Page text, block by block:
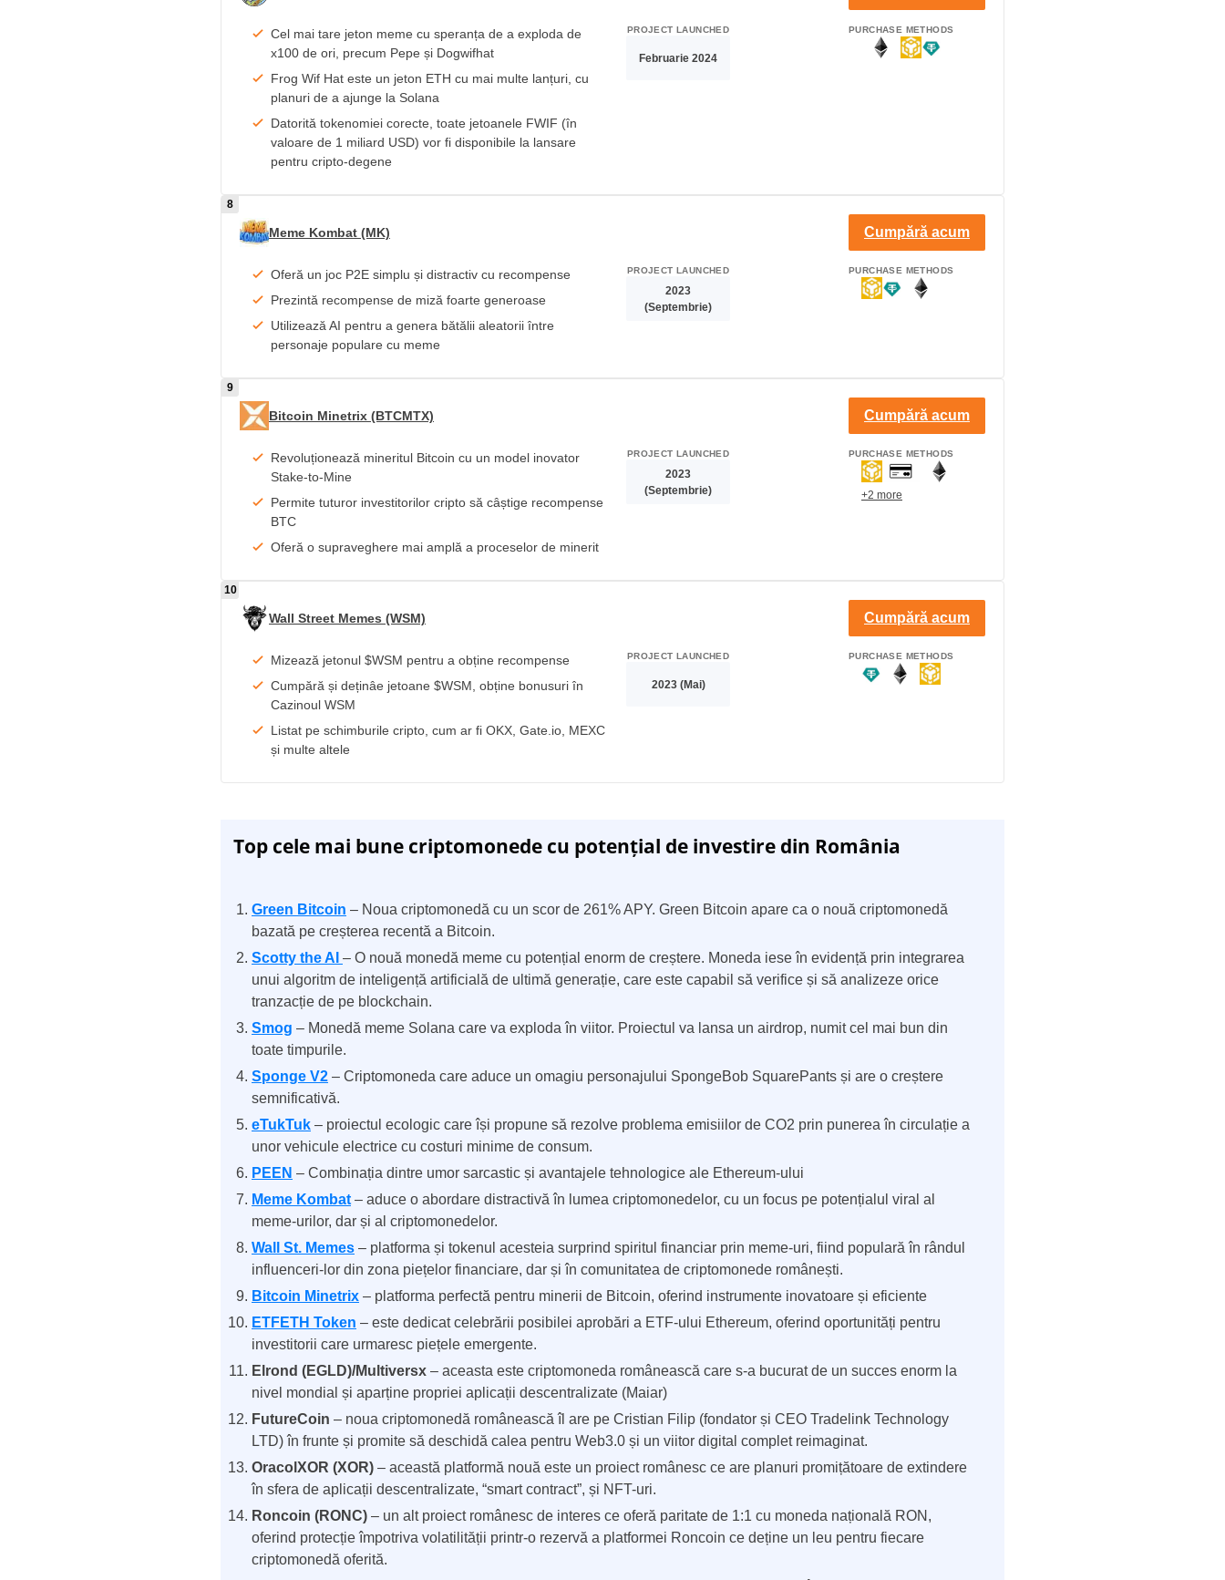
UAE Arabic
Germany
Spain
France
Italy
Sweden
Slovakia
Turkey
Cel mai tare jeton meme cu speranța de a exploda de
x100 de ori, precum Pepe și Dogwifhat
Frog Wif Hat este un jeton ETH cu mai multe lanțuri, cu
planuri de a ajunge la Solana
Datorită tokenomiei corecte, toate jetoanele FWIF (în
valoare de 1 miliard USD) vor fi disponibile la lansare
pentru cripto-degene
PROJECT LAUNCHED
Februarie 2024
PURCHASE METHODS
Meme Kombat (MK)
Oferă un joc P2E simplu și distractiv cu recompense
Prezintă recompense de miză foarte generoase
Utilizează AI pentru a genera bătălii aleatorii între
personaje populare cu meme
PROJECT LAUNCHED
2023
(Septembrie)
PURCHASE METHODS
Cumpără acum
Bitcoin Minetrix (BTCMTX)
Revoluționează mineritul Bitcoin cu un model inovator
Stake-to-Mine
Permite tuturor investitorilor cripto să câștige recompense
BTC
Oferă o supraveghere mai amplă a proceselor de minerit
PROJECT LAUNCHED
2023
(Septembrie)
PURCHASE METHODS
+2 more
Cumpără acum
Wall Street Memes (WSM)
Mizează jetonul $WSM pentru a obține recompense
Cumpără și deținâe jetoane $WSM, obține bonusuri în
Cazinoul WSM
Listat pe schimburile cripto, cum ar fi OKX, Gate.io, MEXC
și multe altele
PROJECT LAUNCHED
2023 (Mai)
PURCHASE METHODS
Cumpără acum
Top cele mai bune criptomonede cu potențial de investire din România
Green Bitcoin – Noua criptomonedă cu un scor de 261% APY. Green Bitcoin apare ca o nouă criptomonedă
bazată pe creșterea recentă a Bitcoin.
Scotty the AI – O nouă monedă meme cu potențial enorm de creștere. Moneda iese în evidență prin integrarea
unui algoritm de inteligență artificială de ultimă generație, care este capabil să verifice și să analizeze orice
tranzacție de pe blockchain.
Smog – Monedă meme Solana care va exploda în viitor. Proiectul va lansa un airdrop, numit cel mai bun din
toate timpurile.
Sponge V2 – Criptomoneda care aduce un omagiu personajului SpongeBob SquarePants și are o creștere
semnificativă.
eTukTuk – proiectul ecologic care își propune să rezolve problema emisiilor de CO2 prin punerea în circulație a
unor vehicule electrice cu costuri minime de consum.
PEEN – Combinația dintre umor sarcastic și avantajele tehnologice ale Ethereum-ului
Meme Kombat – aduce o abordare distractivă în lumea criptomonedelor, cu un focus pe potențialul viral al
meme-urilor, dar și al criptomonedelor.
Wall St. Memes – platforma și tokenul acesteia surprind spiritul financiar prin meme-uri, fiind populară în rândul
influenceri-lor din zona piețelor financiare, dar și în comunitatea de criptomonede românești.
Bitcoin Minetrix – platforma perfectă pentru minerii de Bitcoin, oferind instrumente inovatoare și eficiente
ETFETH Token – este dedicat celebrării posibilei aprobări a ETF-ului Ethereum, oferind oportunități pentru
investitorii care urmaresc piețele emergente.
Elrond (EGLD)/Multiversx – aceasta este criptomoneda românească care s-a bucurat de un succes enorm la
nivel mondial și aparține propriei aplicații descentralizate (Maiar)
FutureCoin – noua criptomonedă românească îl are pe Cristian Filip (fondator și CEO Tradelink Technology
LTD) în frunte și promite să deschidă calea pentru Web3.0 și un viitor digital complet reimaginat.
OracolXOR (XOR) – această platformă nouă este un proiect românesc ce are planuri promițătoare de extindere
în sfera de aplicații descentralizate, “smart contract”, și NFT-uri.
Roncoin (RONC) – un alt proiect românesc de interes ce oferă paritate de 1:1 cu moneda națională RON,
oferind protecție împotriva volatilității printr-o rezervă a platformei Roncoin ce deține un leu pentru fiecare
criptomonedă oferită.